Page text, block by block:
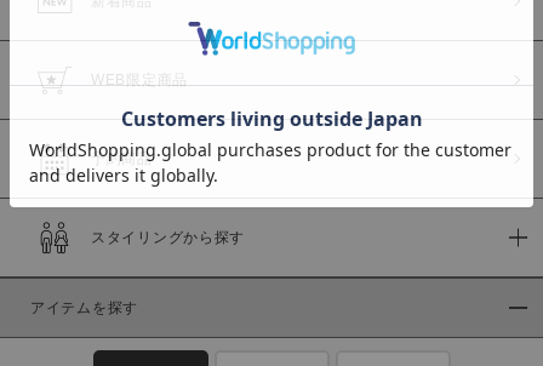
価格
～
商品タイプ
WEB限定商品
予約商品
スタイリングから探す
アイテムを探す